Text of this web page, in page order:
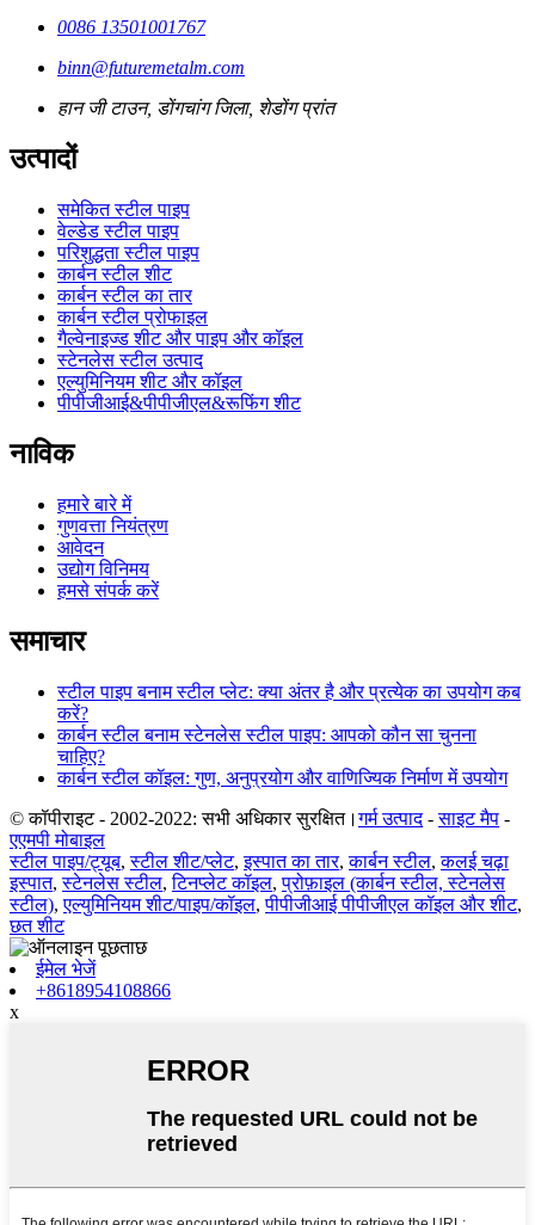
0086 13501001767
binn@futuremetalm.com
हान जी टाउन, डोंगचांग जिला, शेडोंग प्रांत
उत्पादों
समेकित स्टील पाइप
वेल्डेड स्टील पाइप
परिशुद्धता स्टील पाइप
कार्बन स्टील शीट
कार्बन स्टील का तार
कार्बन स्टील प्रोफाइल
गैल्वेनाइज्ड शीट और पाइप और कॉइल
स्टेनलेस स्टील उत्पाद
एल्युमिनियम शीट और कॉइल
पीपीजीआई&पीपीजीएल&रूफिंग शीट
नाविक
हमारे बारे में
गुणवत्ता नियंत्रण
आवेदन
उद्योग विनिमय
हमसे संपर्क करें
समाचार
स्टील पाइप बनाम स्टील प्लेट: क्या अंतर है और प्रत्येक का उपयोग कब
करें?
कार्बन स्टील बनाम स्टेनलेस स्टील पाइप: आपको कौन सा चुनना
चाहिए?
कार्बन स्टील कॉइल: गुण, अनुप्रयोग और वाणिज्यिक निर्माण में उपयोग
© कॉपीराइट - 2002-2022: सभी अधिकार सुरक्षित।गर्म उत्पाद-साइट मैप -
एएमपी मोबाइल
स्टील पाइप/ट्यूब,स्टील शीट/प्लेट,इस्पात का तार,कार्बन स्टील,कलई चढ़ा
इस्पात,स्टेनलेस स्टील,टिनप्लेट कॉइल,प्रोफ़ाइल (कार्बन स्टील, स्टेनलेस
स्टील),एल्युमिनियम शीट/पाइप/कॉइल,पीपीजीआई पीपीजीएल कॉइल और शीट,
छत शीट
ईमेल भेजें
+8618954108866
x